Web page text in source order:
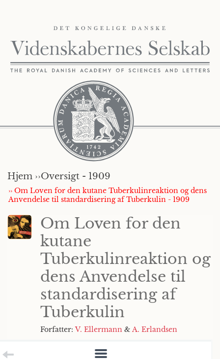
Hjem ››Oversigt - 1909
›› Om Loven for den kutane Tuberkulinreaktion og dens
Anvendelse til standardisering af Tuberkulin - 1909
Om Loven for den
kutane
Tuberkulinreaktion og
dens Anvendelse til
standardisering af
Tuberkulin
Forfatter:V. Ellermann & A. Erlandsen